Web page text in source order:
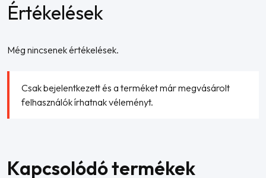
Értékelések
Még nincsenek értékelések.
Csak bejelentkezett és a terméket már megvásárolt
felhasználók írhatnak véleményt.
Kapcsolódó termékek